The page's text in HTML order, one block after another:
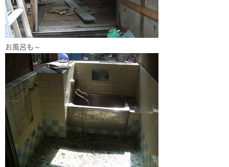
お風呂も～